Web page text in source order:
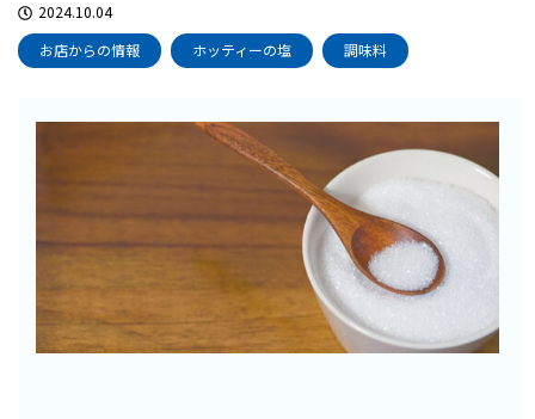
2024.10.04
お店からの情報
ホッティーの塩 調味料